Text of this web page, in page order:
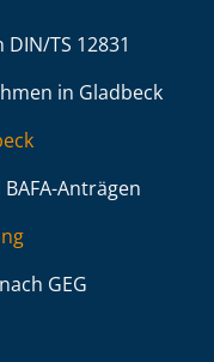
DIN/TS 12831
in Gladbeck
Anträgen
GEG